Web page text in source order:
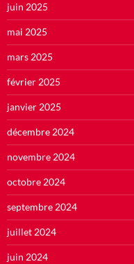
juin 2025
mai 2025
mars 2025
février 2025
janvier 2025
décembre 2024
novembre 2024
octobre 2024
septembre 2024
juillet 2024
juin 2024